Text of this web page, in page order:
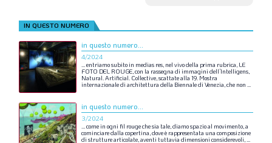
IN QUESTO NUMERO
in questo numero...
4/2024
…entriamosubitoin medias res, nel vivodella prima rubrica, LE
FOTO DEL ROUGE,con la rassegna di immagini dell’Intelligens,
Natural.Artificial. Collective,scattatealla 19. Mostra
internazionaledi architettura della Biennaledi Venezia,che non ...
in questo numero...
3/2024
…comein ogni fil rougechesia tale,diamospazioal movimento,a
cominciaredalla copertina,doveè rappresentata una composizione
di strutturearticolate,aventi tuttavia dimensioni considerevoli,...